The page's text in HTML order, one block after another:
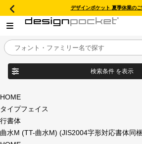
デザインポケット 夏季休業の
目的別フォントガイド
特集
おすすめ
検索条件 を表示
商品名
HOME
タイプフェイス
行書体
曲水M (TT-曲水M) (JIS2004字形対応書体同